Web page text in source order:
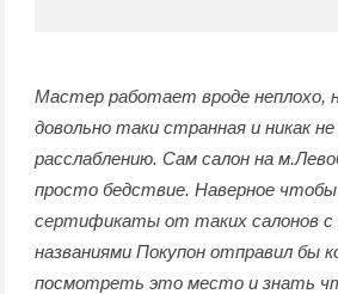
Мастер работает вроде неплохо,
довольно таки странная и никак
расслаблению. Сам салон на
просто бедствие. Наверное
сертификаты от таких салонов
названиями Покупон отправил бы
посмотреть это место и знать